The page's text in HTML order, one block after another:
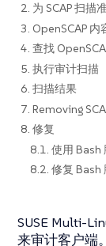
2. 为 SCAP 扫描
3. OpenSCAP 内
4. 查找
5. 执行审计扫描
6. 扫描结果
7. Removing
8. 修复
8.1. 使用 Bash
8.2. 修复 Bash
SUSE Multi-
来审计客户端。